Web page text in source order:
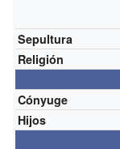
Sepultura
Religión
Cónyuge
Hijos